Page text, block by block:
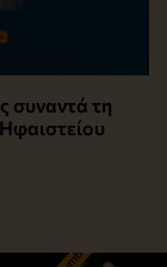
συναντά τη